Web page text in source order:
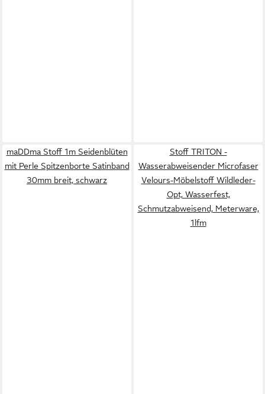
maDDma Stoff 1m Seidenblüten
mit Perle Spitzenborte Satinband
30mm breit, schwarz
Stoff TRITON -
Wasserabweisender Microfaser
Velours-Möbelstoff Wildleder-
Opt, Wasserfest,
Schmutzabweisend, Meterware,
1lfm